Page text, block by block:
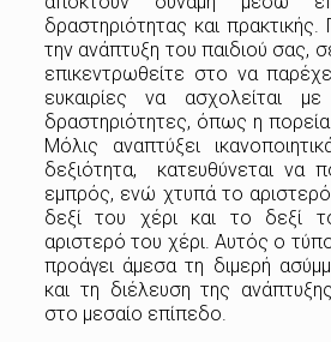
δραστηριότητας και πρακτικής.
την ανάπτυξη του παιδιού σας,
επικεντρωθείτε στο να
ευκαιρίες να ασχολείται με
δραστηριότητες, όπως η πορεία
Μόλις αναπτύξει
δεξιότητα, κατευθύνεται να
εμπρός, ενώ χτυπά το
δεξί του χέρι και το δεξί
αριστερό του χέρι. Αυτός ο
προάγει άμεσα τη διμερή
και τη διέλευση της
στο μεσαίο επίπεδο.